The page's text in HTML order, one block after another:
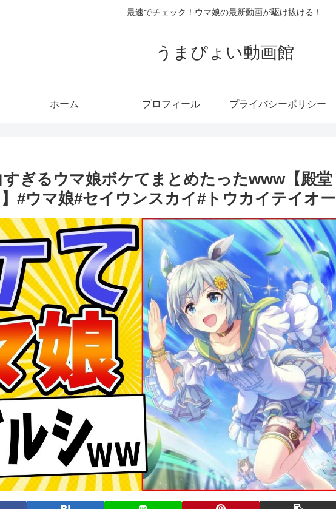
最速でチェック！ウマ娘の最新動画が駆け抜ける！
うまぴょい動画館
ホーム プロフィール プライバシーポリシー
すぎるウマ娘ボケてまとめたったwww【殿堂
#ウマ娘#セイウンスカイ#トウカイテイオー